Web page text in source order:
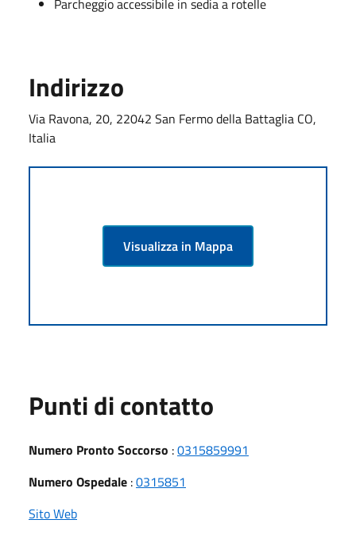
Indirizzo
Via Ravona, 20, 22042 San Fermo della Battaglia CO,
Italia
Visualizza in Mappa
Punti di contatto
Numero Pronto Soccorso :0315859991
Numero Ospedale :0315851
Sito Web